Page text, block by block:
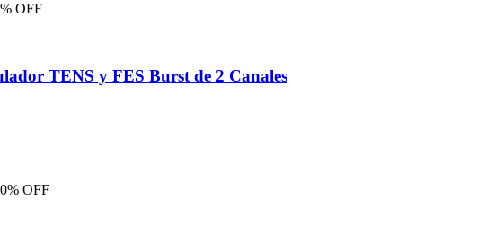
OFF
TENS y FES Burst de 2 Canales
OFF